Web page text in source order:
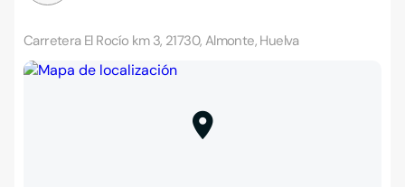
Carretera El Rocío km 3, 21730, Almonte, Huelva